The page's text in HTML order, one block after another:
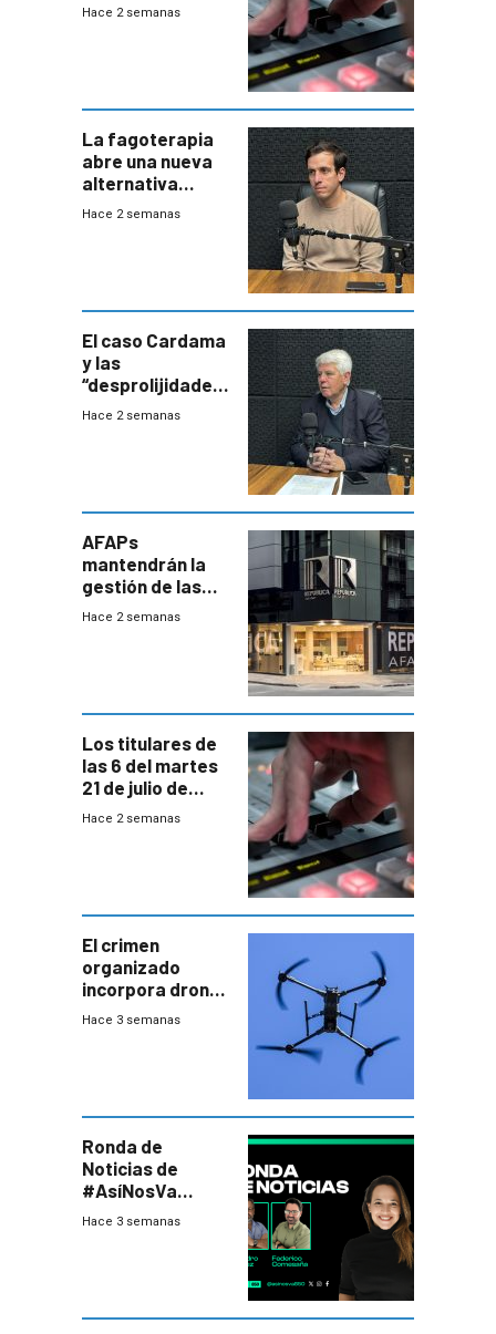
Hace 2 semanas
La fagoterapia
abre una nueva
alternativa
contra bacterias
innovadora
Hace 2 semanas
El caso Cardama
y las
“desprolijidades”
que la
Hace 2 semanas
AFAPs
mantendrán la
gestión de las
cuentas
Hace 2 semanas
Los titulares de
las 6 del martes
21 de julio de
2026
Hace 2 semanas
El crimen
organizado
incorpora drones
y abre un nuevo
Hace 3 semanas
Ronda de
Noticias de
#AsíNosVa
(20/7/26)
Hace 3 semanas